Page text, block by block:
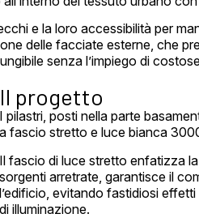
e la loro accessibilità per
delle facciate esterne, che
senza l’impiego di
Il progetto
I pilastri, posti nella parte
a fascio stretto e luce bianca
Il fascio di luce stretto enfatizza
sorgenti arretrate, garantisce il
l’edificio, evitando fastidiosi
di illuminazione.